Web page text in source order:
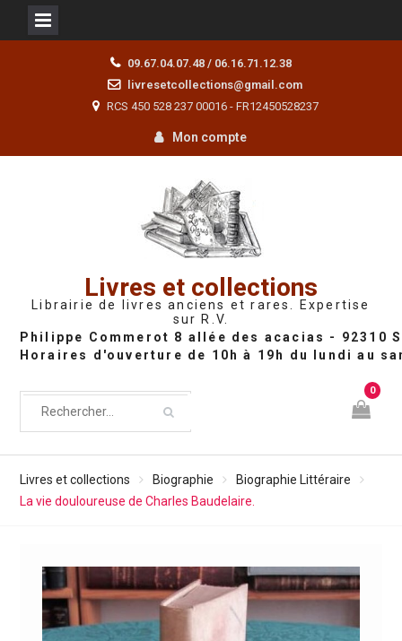
09.67.04.07.48 / 06.16.71.12.38
livresetcollections@gmail.com
RCS 450 528 237 00016 - FR12450528237
Mon compte
Livres et collections
Librairie de livres anciens et rares. Expertise
sur R.V.
0
Livres et collections Biographie
Biographie Littéraire
La vie douloureuse de Charles Baudelaire.